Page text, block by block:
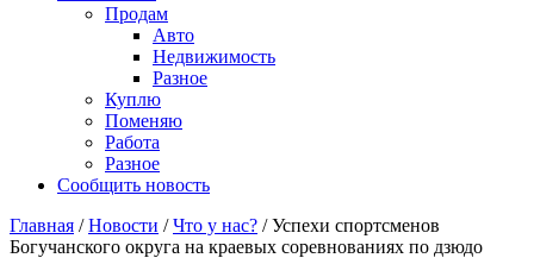
Продам
Авто
Недвижимость
Разное
Куплю
Поменяю
Работа
Разное
Сообщить новость
Главная /Новости /Что у нас? /Успехи спортсменов
Богучанского округа на краевых соревнованиях по дзюдо